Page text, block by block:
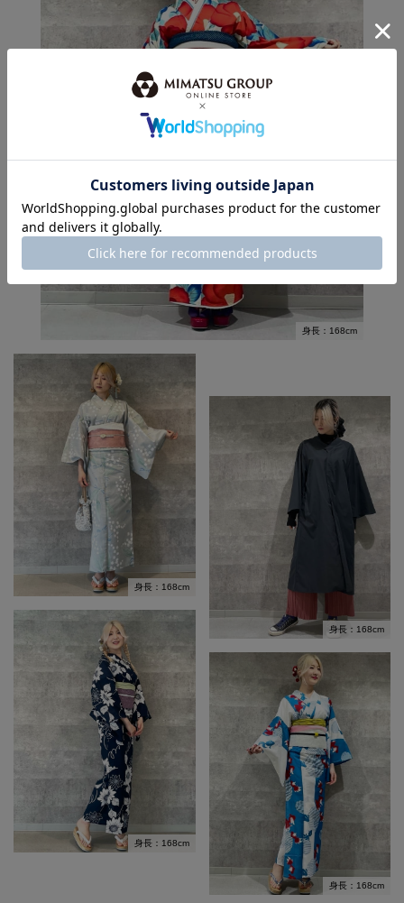
身長：168cm
身長：168cm
身長：168cm
身長：168cm
身長：168cm